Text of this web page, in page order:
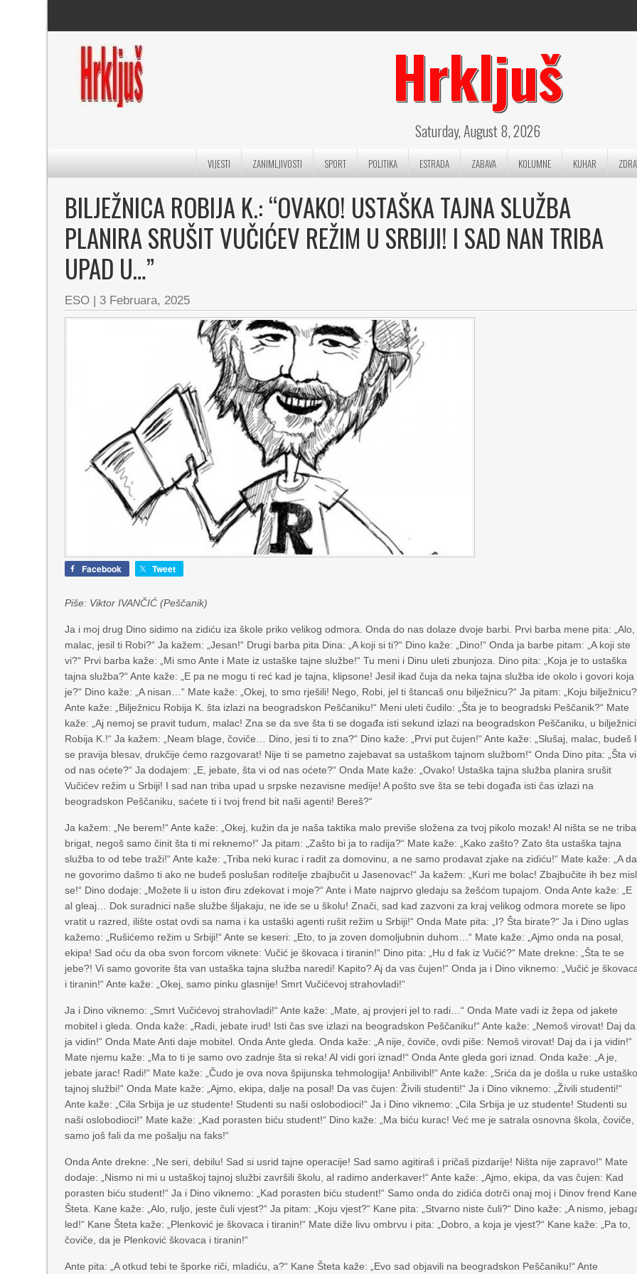
Hrkljuš
Saturday, August 8, 2026
VIJESTI ZANIMLJIVOSTI SPORT POLITIKA ESTRADA ZABAVA KOLUMNE KUHAR
BILJEŽNICA ROBIJA K.: “OVAKO! USTAŠKA TAJNA SLUŽBA
PLANIRA SRUŠIT VUČIĆEV REŽIM U SRBIJI! I SAD NAN TRIBA
UPAD U…”
ESO | 3 Februara, 2025
Facebook Tweet
Piše: Viktor IVANČIĆ (Peščanik)
Ja i moj drug Dino sidimo na zidiću iza škole priko velikog odmora. Onda do nas dolaze dvoje barbi. Prvi barba mene pita: „Alo,
malac, jesil ti Robi?“ Ja kažem: „Jesan!“ Drugi barba pita Dina: „A koji si ti?“ Dino kaže: „Dino!“ Onda ja barbe pitam: „A koji ste
vi?“ Prvi barba kaže: „Mi smo Ante i Mate iz ustaške tajne službe!“ Tu meni i Dinu uleti zbunjoza. Dino pita: „Koja je to ustaška
tajna služba?“ Ante kaže: „E pa ne mogu ti reć kad je tajna, klipsone! Jesil ikad čuja da neka tajna služba ide okolo i govori koja
je?“ Dino kaže: „A nisan…“ Mate kaže: „Okej, to smo rješili! Nego, Robi, jel ti štancaš onu bilježnicu?“ Ja pitam: „Koju
Ante kaže: „Bilježnicu Robija K. šta izlazi na beogradskon Peščaniku!“ Meni uleti čudilo: „Šta je to beogradski Peščanik?“ Mate
kaže: „Aj nemoj se pravit tudum, malac! Zna se da sve šta ti se događa isti sekund izlazi na beogradskon Peščaniku, u bilježnici
Robija K.!“ Ja kažem: „Neam blage, čoviče… Dino, jesi ti to zna?“ Dino kaže: „Prvi put čujen!“ Ante kaže: „Slušaj, malac, budeš
se pravija blesav, drukčije ćemo razgovarat! Nije ti se pametno zajebavat sa ustaškom tajnom službom!“ Onda Dino pita: „Šta vi
od nas oćete?“ Ja dodajem: „E, jebate, šta vi od nas oćete?“ Onda Mate kaže: „Ovako! Ustaška tajna služba planira srušit
Vučićev režim u Srbiji! I sad nan triba upad u srpske nezavisne medije! A pošto sve šta se tebi događa isti čas izlazi na
beogradskon Peščaniku, saćete ti i tvoj frend bit naši agenti! Bereš?“
Ja kažem: „Ne berem!“ Ante kaže: „Okej, kužin da je naša taktika malo previše složena za tvoj pikolo mozak! Al ništa se ne
brigat, negoš samo činit šta ti mi reknemo!“ Ja pitam: „Zašto bi ja to radija?“ Mate kaže: „Kako zašto? Zato šta ustaška tajna
služba to od tebe traži!“ Ante kaže: „Triba neki kurac i radit za domovinu, a ne samo prodavat zjake na zidiću!“ Mate kaže: „A da
ne govorimo dašmo ti ako ne budeš poslušan roditelje zbajbučit u Jasenovac!“ Ja kažem: „Kuri me bolac! Zbajbučite ih bez
se!“ Dino dodaje: „Možete li u iston điru zdekovat i moje?“ Ante i Mate najprvo gledaju sa žešćom tupajom. Onda Ante kaže: „E
al gleaj… Dok suradnici naše službe šljakaju, ne ide se u školu! Znači, sad kad zazvoni za kraj velikog odmora morete se lipo
vratit u razred, ilište ostat ovdi sa nama i ka ustaški agenti rušit režim u Srbiji!“ Onda Mate pita: „I? Šta birate?“ Ja i Dino uglas
kažemo: „Rušićemo režim u Srbiji!“ Ante se keseri: „Eto, to ja zoven domoljubnin duhom…“ Mate kaže: „Ajmo onda na posal,
ekipa! Sad oću da oba svon forcom viknete: Vučić je škovaca i tiranin!“ Dino pita: „Hu d fak iz Vučić?“ Mate drekne: „Šta te se
jebe?! Vi samo govorite šta van ustaška tajna služba naredi! Kapito? Aj da vas čujen!“ Onda ja i Dino viknemo: „Vučić je
i tiranin!“ Ante kaže: „Okej, samo pinku glasnije! Smrt Vučićevoj strahovladi!“
Ja i Dino viknemo: „Smrt Vučićevoj strahovladi!“ Ante kaže: „Mate, aj provjeri jel to radi…“ Onda Mate vadi iz žepa od jakete
mobitel i gleda. Onda kaže: „Radi, jebate irud! Isti čas sve izlazi na beogradskon Peščaniku!“ Ante kaže: „Nemoš virovat! Daj
ja vidin!“ Onda Mate Anti daje mobitel. Onda Ante gleda. Onda kaže: „A nije, čoviče, ovdi piše: Nemoš virovat! Daj da i ja vidin!“
Mate njemu kaže: „Ma to ti je samo ovo zadnje šta si reka! Al vidi gori iznad!“ Onda Ante gleda gori iznad. Onda kaže: „A je,
jebate jarac! Radi!“ Mate kaže: „Čudo je ova nova špijunska tehmologija! Anbilivibl!“ Ante kaže: „Srića da je došla u ruke
tajnoj službi!“ Onda Mate kaže: „Ajmo, ekipa, dalje na posal! Da vas čujen: Živili studenti!“ Ja i Dino viknemo: „Živili studenti!“
Ante kaže: „Cila Srbija je uz studente! Studenti su naši oslobodioci!“ Ja i Dino viknemo: „Cila Srbija je uz studente! Studenti su
naši oslobodioci!“ Mate kaže: „Kad porasten biću student!“ Dino kaže: „Ma biću kurac! Već me je satrala osnovna škola, čoviče,
samo još fali da me pošalju na faks!“
Onda Ante drekne: „Ne seri, debilu! Sad si usrid tajne operacije! Sad samo agitiraš i pričaš pizdarije! Ništa nije zapravo!“ Mate
dodaje: „Nismo ni mi u ustaškoj tajnoj službi završili školu, al radimo anderkaver!“ Ante kaže: „Ajmo, ekipa, da vas čujen: Kad
porasten biću student!“ Ja i Dino viknemo: „Kad porasten biću student!“ Samo onda do zidića dotrči onaj moj i Dinov frend Kane
Šteta. Kane kaže: „Alo, ruljo, jeste čuli vjest?“ Ja pitam: „Koju vjest?“ Kane pita: „Stvarno niste čuli?“ Dino kaže: „A nismo,
led!“ Kane Šteta kaže: „Plenković je škovaca i tiranin!“ Mate diže livu ombrvu i pita: „Dobro, a koja je vjest?“ Kane kaže: „Pa to,
čoviče, da je Plenković škovaca i tiranin!“
Ante pita: „A otkud tebi te šporke riči, mladiću, a?“ Kane Šteta kaže: „Evo sad objavili na beogradskon Peščaniku!“ Ante